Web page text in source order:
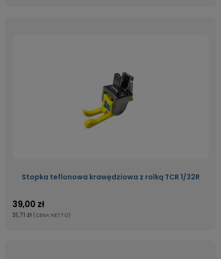
Stopka teflonowa krawędziowa z rolką TCR 1/32R
39,00 zł
31,71 zł (CENA NETTO)